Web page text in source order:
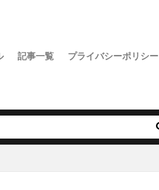
記事一覧
プライバシーポリシー